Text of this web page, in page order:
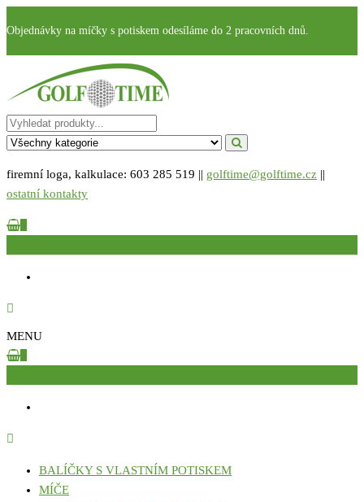
na
obsah
Objednávky na míčky s potiskem odesíláme do 2 pracovních dnů.
GOLFTIME.cz
Golfové reklamní předměty s potiskem
firemní loga, kalkulace: 603 285 519 || golftime@golftime.cz ||
ostatní kontakty
MENU
BALÍČKY S VLASTNÍM POTISKEM
MÍČE